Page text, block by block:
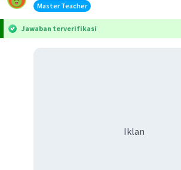
Master Teacher
Jawaban terverifikasi
Iklan